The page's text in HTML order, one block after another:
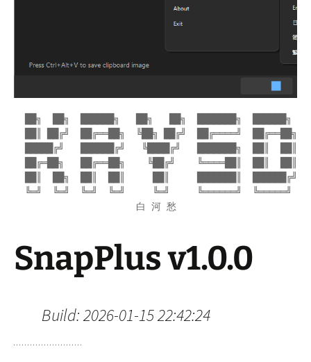
                      白 河 愁
SnapPlus v1.0.0
Build: 2026-01-15 22:42:24